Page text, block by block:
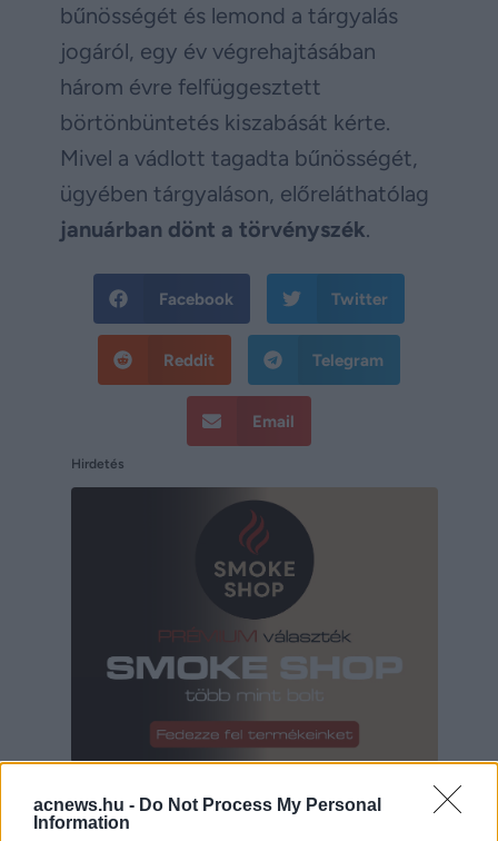
acnews.hu - Do Not Process My Personal
Information
bűnösségét és lemond a tárgyalás
jogáról, egy év végrehajtásában
három évre felfüggesztett
börtönbüntetés kiszabását kérte.
Mivel a vádlott tagadta bűnösségét,
ügyében tárgyaláson, előreláthatólag
januárban dönt a törvényszék.
Facebook Twitter
Reddit Telegram
Email
Hirdetés
Hirdetés